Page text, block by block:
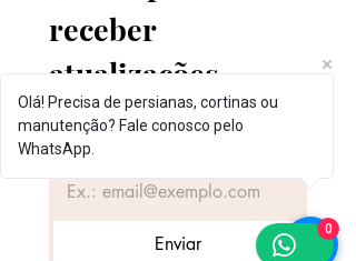
receber
atualizações
exclusivas
Email *
Enviar
Olá! Precisa de persianas, cortinas ou
manutenção? Fale conosco pelo
WhatsApp.
0